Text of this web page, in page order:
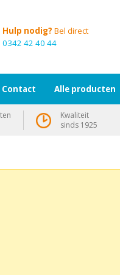
Hulp nodig? Bel direct
0342 42 40 44
Contact Alle producten
Kwaliteit
sinds 1925